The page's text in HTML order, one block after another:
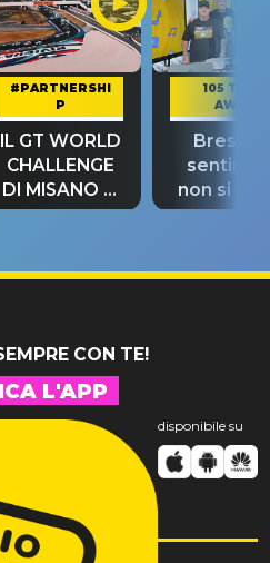
#PARTNERSHI
P
IL GT WORLD
CHALLENGE
DI MISANO si
riconferma
105 TAKE
AWAY
Bresh:
non si
fino alla
CON TE!
L'APP
disponibile su